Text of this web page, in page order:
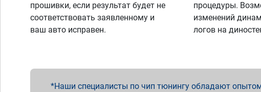
прошивки, если результат будет не
соответствовать заявленному и
ваш авто исправен.
процедуры.
изменений
логов на
Наши специалисты по чип тюнингу обладают